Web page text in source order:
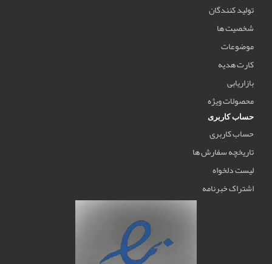
تولید کنندگان
شخصیت ها
موضوعات
کارت هدیه
بازاریابی
محصولات ویژه
حساب کاربری
حساب کاربری
تاریخچه سفارش ها
لیست دلخواه
اشتراک خبرنامه